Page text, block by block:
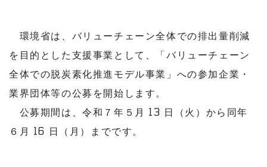
環境省は、バリューチェーン全体での排出量削減
を目的とした支援事業として、「バリューチェーン
全体での脱炭素化推進モデル事業」への参加企業・
業界団体等の公募を開始します。
公募期間は、令和７年５月 13 日（火）から同年
６月 16 日（月）までです。